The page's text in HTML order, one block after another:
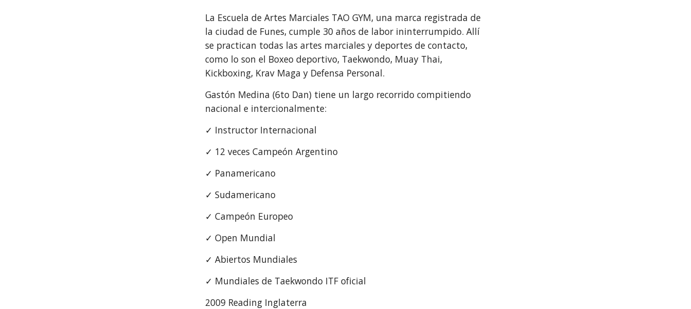
La Escuela de Artes Marciales TAO GYM, una marca registrada de
la ciudad de Funes, cumple 30 años de labor ininterrumpido. Allí
se practican todas las artes marciales y deportes de contacto,
como lo son el Boxeo deportivo, Taekwondo, Muay Thai,
Kickboxing, Krav Maga y Defensa Personal.
Gastón Medina (6to Dan) tiene un largo recorrido compitiendo
nacional e intercionalmente:
✓ Instructor Internacional
✓ 12 veces Campeón Argentino
✓ Panamericano
✓ Sudamericano
✓ Campeón Europeo
✓ Open Mundial
✓ Abiertos Mundiales
✓ Mundiales de Taekwondo ITF oficial
2009 Reading Inglaterra